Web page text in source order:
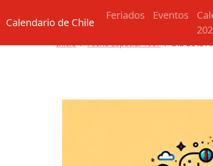
Calendario de Chile
Feriados Eventos
Inicio Fecha Especial 1967 Día de la